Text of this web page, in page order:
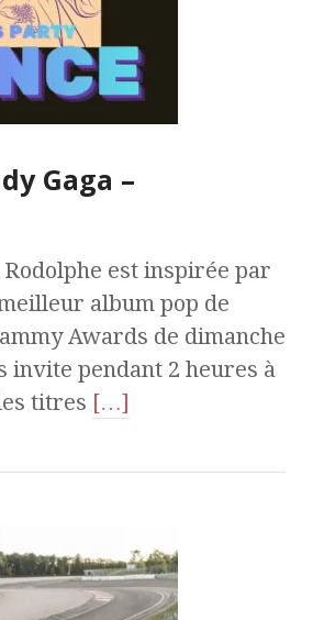
Gaga –
Rodolphe est inspirée par
album pop de
Awards de dimanche
invite pendant 2 heures à
titres […]